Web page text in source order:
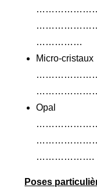
……………
Micro-cristaux
Opal
……………….
Poses